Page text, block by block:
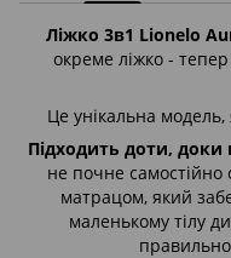
Ліжко 3в1 Lionelo
окреме ліжко -
Це унікальна модель,
Підходить доти,
не почне
матрацом, який
маленькому тілу